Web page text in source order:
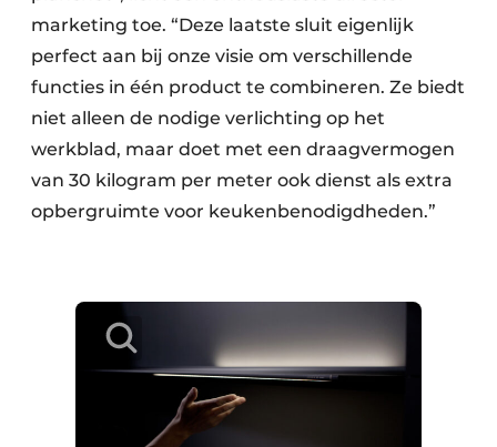
marketing toe. “Deze laatste sluit eigenlijk
perfect aan bij onze visie om verschillende
functies in één product te combineren. Ze biedt
niet alleen de nodige verlichting op het
werkblad, maar doet met een draagvermogen
van 30 kilogram per meter ook dienst als extra
opbergruimte voor keukenbenodigdheden.”